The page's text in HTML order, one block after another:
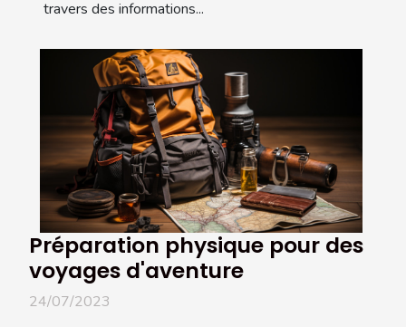
travers des informations...
Préparation physique pour des
voyages d'aventure
24/07/2023